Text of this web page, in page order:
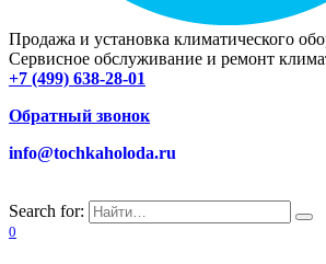
Продажа и установка климатического
Сервисное обслуживание и ремонт
+7 (499) 638-28-01
Обратный звонок
info@tochkaholoda.ru
Search for:
0